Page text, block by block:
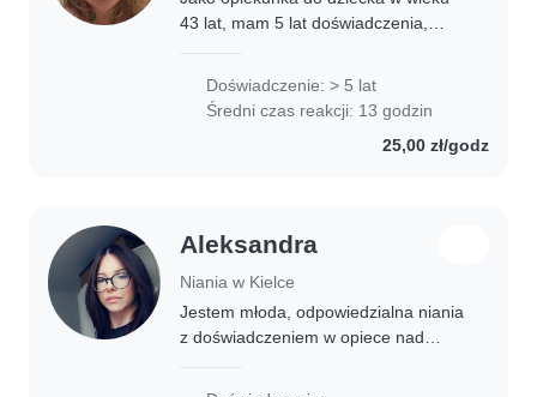
43 lat, mam 5 lat doświadczenia,
wykształcenie pedagogiczne, a moje
umiejętności obejmują..
Doświadczenie: > 5 lat
Średni czas reakcji: 13 godzin
25,00 zł/godz
Aleksandra
Niania w Kielce
Jestem młoda, odpowiedzialna niania
z doświadczeniem w opiece nad